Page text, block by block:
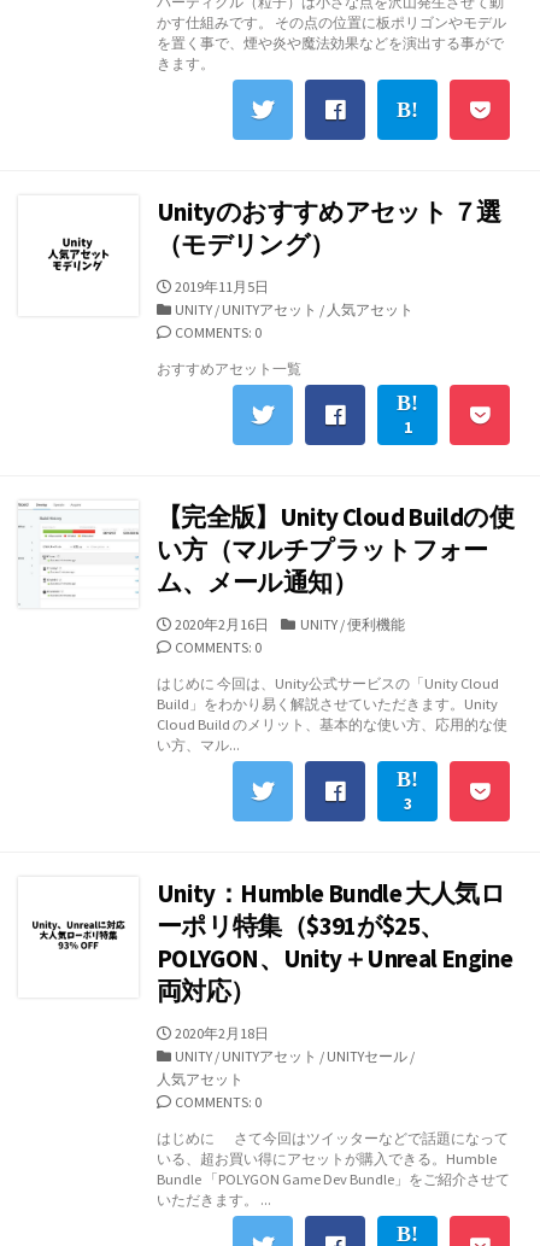
リ
ー
かす仕組みです。 その点の位置に板ポリゴンやモデル
を置く事で、煙や炎や魔法効果などを演出する事がで
きます。
Unityのおすすめアセット ７選
（モデリング）
公
開
日
2019年11月5日
カ
テ
リ
UNITY / UNITYアセット / 人気アセット
COMMENTS: 0
おすすめアセット一覧
1
【完全版】Unity Cloud Buildの使
い方（マルチプラットフォー
ム、メール通知）
公
開
2020年2月16日
カ
リ
ー
UNITY/便利機能
COMMENTS: 0
はじめに 今回は、Unity公式サービスの「Unity Cloud
Build」をわかり易く解説させていただきます。Unity
Cloud Build のメリット、基本的な使い方、応用的な使
い方、マル...
3
Unity：Humble Bundle 大人気ロ
ーポリ特集（$391が$25、
POLYGON、Unity＋Unreal Engine
両対応）
公
開
日
2020年2月18日
カ
テ
ゴ
ー
UNITY / UNITYアセット / UNITYセール /
人気アセット
COMMENTS: 0
はじめに さて今回はツイッターなどで話題になって
いる、超お買い得にアセットが購入できる。Humble
Bundle 「POLYGON Game Dev Bundle」をご紹介させて
いただきます。 ...